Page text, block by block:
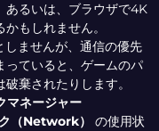
あるいは、ブラウザで4K
もしれません。
ませんが、通信の優先
っていると、ゲームのパ
棄されたりします。
マネージャー
（Network）
の使用状